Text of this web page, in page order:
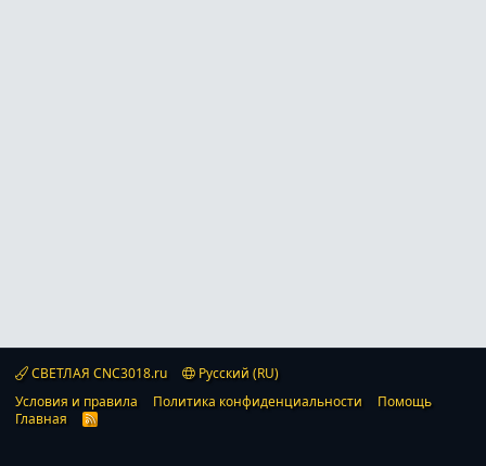
СВЕТЛАЯ CNC3018.ru
Русский (RU)
Условия и правила
Политика конфиденциальности
Помощь
Главная
R
S